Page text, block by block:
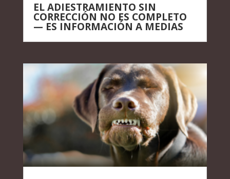
EL ADIESTRAMIENTO SIN
CORRECCIÓN NO ES COMPLETO
— ES INFORMACIÓN A MEDIAS